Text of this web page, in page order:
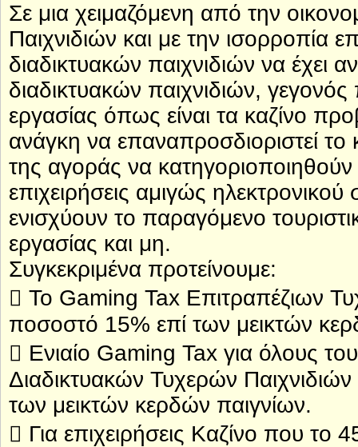
Σε μια χειμαζόμενη από την
Παιχνιδιών και με την ισορροπία
διαδικτυακών παιχνιδιών να έχει
διαδικτυακών παιχνιδιών,
εργασίας όπως είναι τα καζίνο
ανάγκη να επαναπροσδιοριστεί
της αγοράς να
επιχειρήσεις αμιγώς
ενισχύουν το παραγόμενο
εργασίας και μη.
Συγκεκριμένα προτείνουμε:
 Το Gaming Tax Επιτραπέζιων
ποσοστό 15% επί των μεικτών
 Ενιαίο Gaming Tax για όλους
Διαδικτυακών Τυχερών
των μεικτών κερδών παιγνίων.
 Για επιχειρήσεις Καζίνο που το